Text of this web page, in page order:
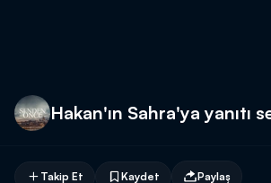
Hakan'ın Sahra'ya yanıtı
Takip Et Kaydet Paylaş